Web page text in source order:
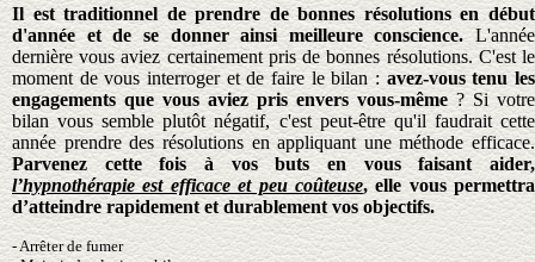
Il est traditionnel de prendre de bonnes résolutions en début
d'année et de se donner ainsi meilleure conscience.L'année
dernière vous aviez certainement pris de bonnes résolutions. C'est le
moment de vous interroger et de faire le bilan : avez-vous tenu les
engagements que vous aviez pris envers vous-même? Si votre
bilan vous semble plutôt négatif, c'est peut-être qu'il faudrait cette
année prendre des résolutions en appliquant une méthode efficace.
Parvenez cette fois à vos buts en vous faisant aider,
l’hypnothérapie est efficace et peu coûteuse, elle vous permettra
d’atteindre rapidement et durablement vos objectifs.
- Arrêter de fumer